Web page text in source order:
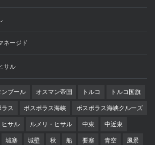
ネージド
サル
ンブール オスマン帝国 トルコ トルコ国旗
ラス ボスポラス海峡 ボスポラス海峡クルーズ
ヒサル ルメリ・ヒサル 中東 中近東
城塞 城壁 秋 船 要塞 青空 風景